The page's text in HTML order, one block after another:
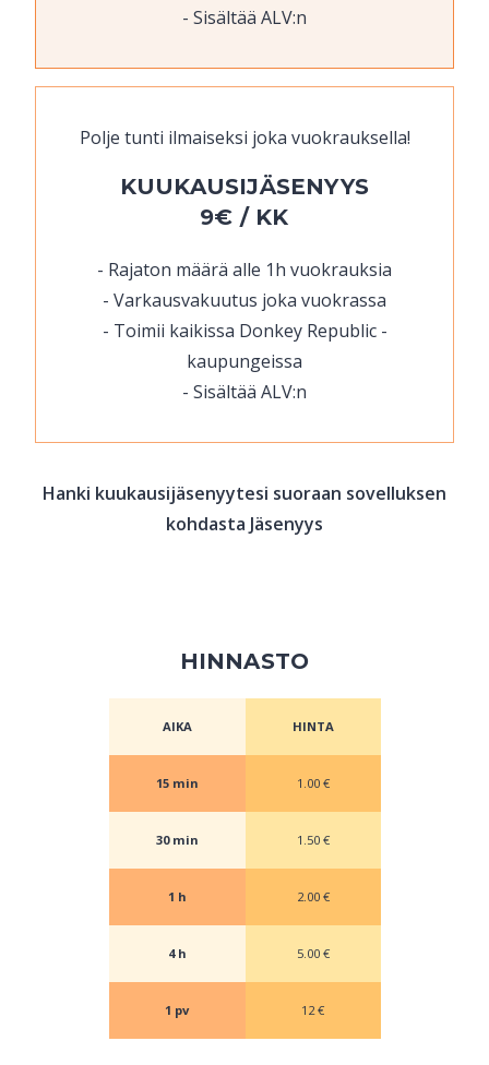
Sisältää ALV:n
Polje tunti ilmaiseksi joka vuokrauksella!
KUUKAUSIJÄSENYYS
9€ / KK
Rajaton määrä alle 1h vuokrauksia
Varkausvakuutus joka vuokrassa
Toimii kaikissa Donkey Republic -
kaupungeissa
Sisältää ALV:n
Hanki kuukausijäsenyytesi suoraan sovelluksen
kohdasta Jäsenyys
HINNASTO
AIKA HINTA
15 min 1.00 €
30 min 1.50 €
1 h 2.00 €
4 h 5.00 €
1 pv 12 €